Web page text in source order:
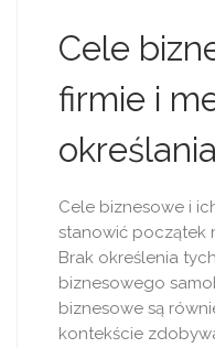
Cele
firmie i
określania
Cele biznesowe i
stanowić początek
Brak określenia
biznesowego
biznesowe są
kontekście